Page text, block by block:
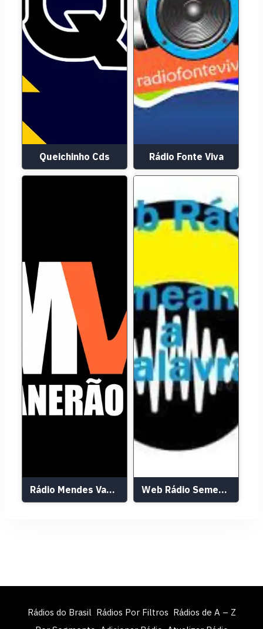
Queichinho Cds Rádio Fonte Viva
Rádio Mendes Vanerão Web Rádio Semeando a Palavra
Rádios do Brasil Rádios Por Filtros Rádios de A – Z